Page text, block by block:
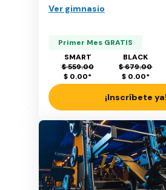
Ver gimnasio
Primer Mes GRATIS
SMART
$ 559.00
$ 0.00*
BLACK
$ 679.00
$ 0.00*
¡Inscríbete